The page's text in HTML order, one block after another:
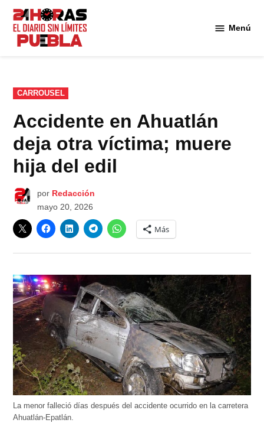
Saltar
contenido
Menú
PUBLICADO
EN
CARROUSEL
Accidente en Ahuatlán
deja otra víctima; muere
hija del edil
por Redacción
mayo 20, 2026
Más
La menor falleció días después del accidente ocurrido en la carretera
Ahuatlán-Epatlán.